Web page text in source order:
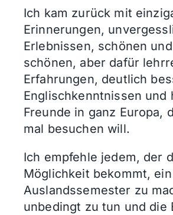
Ich kam zurück mit
Erinnerungen,
Erlebnissen, schönen
schönen, aber dafür
Erfahrungen, deutlich
Englischkenntnissen und
Freunde in ganz Europa,
mal besuchen will.
Ich empfehle jedem, der
Möglichkeit bekommt, ein
Auslandssemester zu
unbedingt zu tun und die